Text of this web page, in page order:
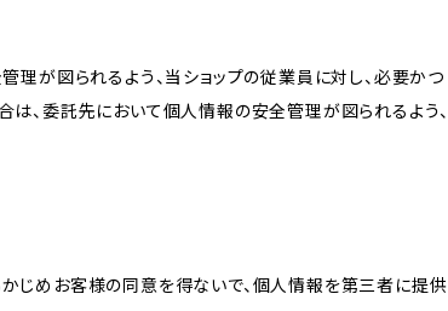
理が図られるよう、当ショップの従業員に対し、必要かつ
、委託先において個人情報の安全管理が図られるよう、
じめお客様の同意を得ないで、個人情報を第三者に提供